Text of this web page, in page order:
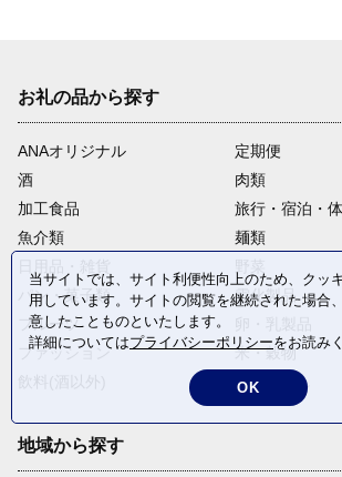
お礼の品から探す
ANAオリジナル
定期便
酒
肉類
加工食品
旅行・宿泊・
魚介類
麺類
パン・菓子類
電化製品
フルーツ
ファッション
米・穀物
返礼品なし
地域から探す
当サイトでは、サイト利便性向上のため、クッ
用しています。サイトの閲覧を継続された場合
意したことものといたします。
詳細についてはプライバシーポリシーをお読み
OK